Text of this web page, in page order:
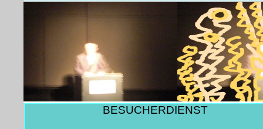
BESUCHERDIENST